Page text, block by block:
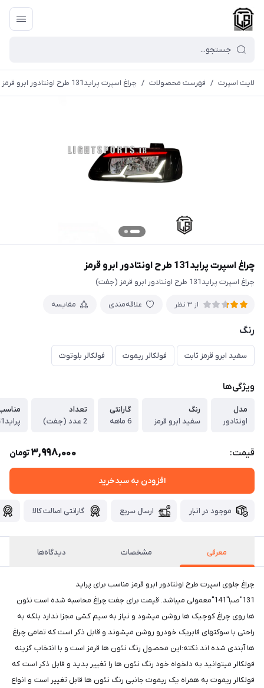
لایت اسپرت / فهرست محصولات / چراغ اسپرت پراید131 طرح اونتادور ابرو قرمز
چراغ اسپرت پراید131 طرح اونتادور ابرو قرمز
چراغ اسپرت پراید131 طرح اونتادور ابرو قرمز (جفت)
از 3 نظر علاقه‌مندی مقایسه
رنگ
سفید ابرو قرمز ثابت فولکالر ریموت فولکالر بلوتوث
ویژگی‌ها
مدل
اونتادور
رنگ
سفید ابرو قرمز
گارانتی
6 ماهه
تعداد
2 عدد (جفت)
پراید131.141.صبا.هاچپک و ...
قیمت: 3,998,000تومان
افزودن به سبدخرید
موجود در انبار ارسال سریع گارانتی اصالت کالا
معرفی مشخصات دیدگاه‌ها
چراغ جلوی اسپرت طرح اونتادور ابرو قرمز مناسب برای پراید
131"صبا"141"معمولی میباشد. قیمت برای جفت چراغ محاسبه شده است نئون
ها روی چراغ کوچیک ها روشن میشود و نیاز به سیم کشی مجزا ندارد بلکه به
راحتی با سوکتهای فابریک خودرو روشن میشوند و قابل ذکر است که تمامی چراغ
ها آبندی شده اند.نکته:این محصول رنگ نئون ها قرمز است و با انتخاب گزینه
فولکالر میتوانید به دلخواه خود رنگ نئون ها را تغییر بدید و قابل ذکر است که
فولکالر ریموت به همراه یک ریموت جانبی رنگ نئون ها قابل تغییر است و انواع